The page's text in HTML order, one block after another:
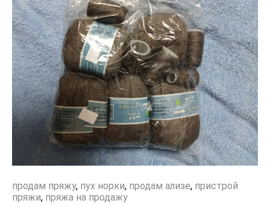
продам пряжу, пух норки, продам ализе, пристрой
пряжи, пряжа на продажу